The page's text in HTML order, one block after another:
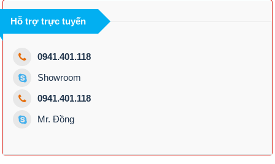
Hỗ trợ trực tuyến
0941.401.118
Showroom
0941.401.118
Mr. Đồng